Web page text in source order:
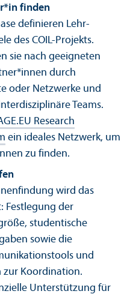
finden
definieren Lehr­
des COIL-Projekts.
sie nach geeigneten
durch
oder Netzwerke und
Teams.
Research
ein ideales Netzwerk, um
zu finden.
wird das
Festlegung der
studentische
sowie die
und
zur Koordination.
Unter­stützung für